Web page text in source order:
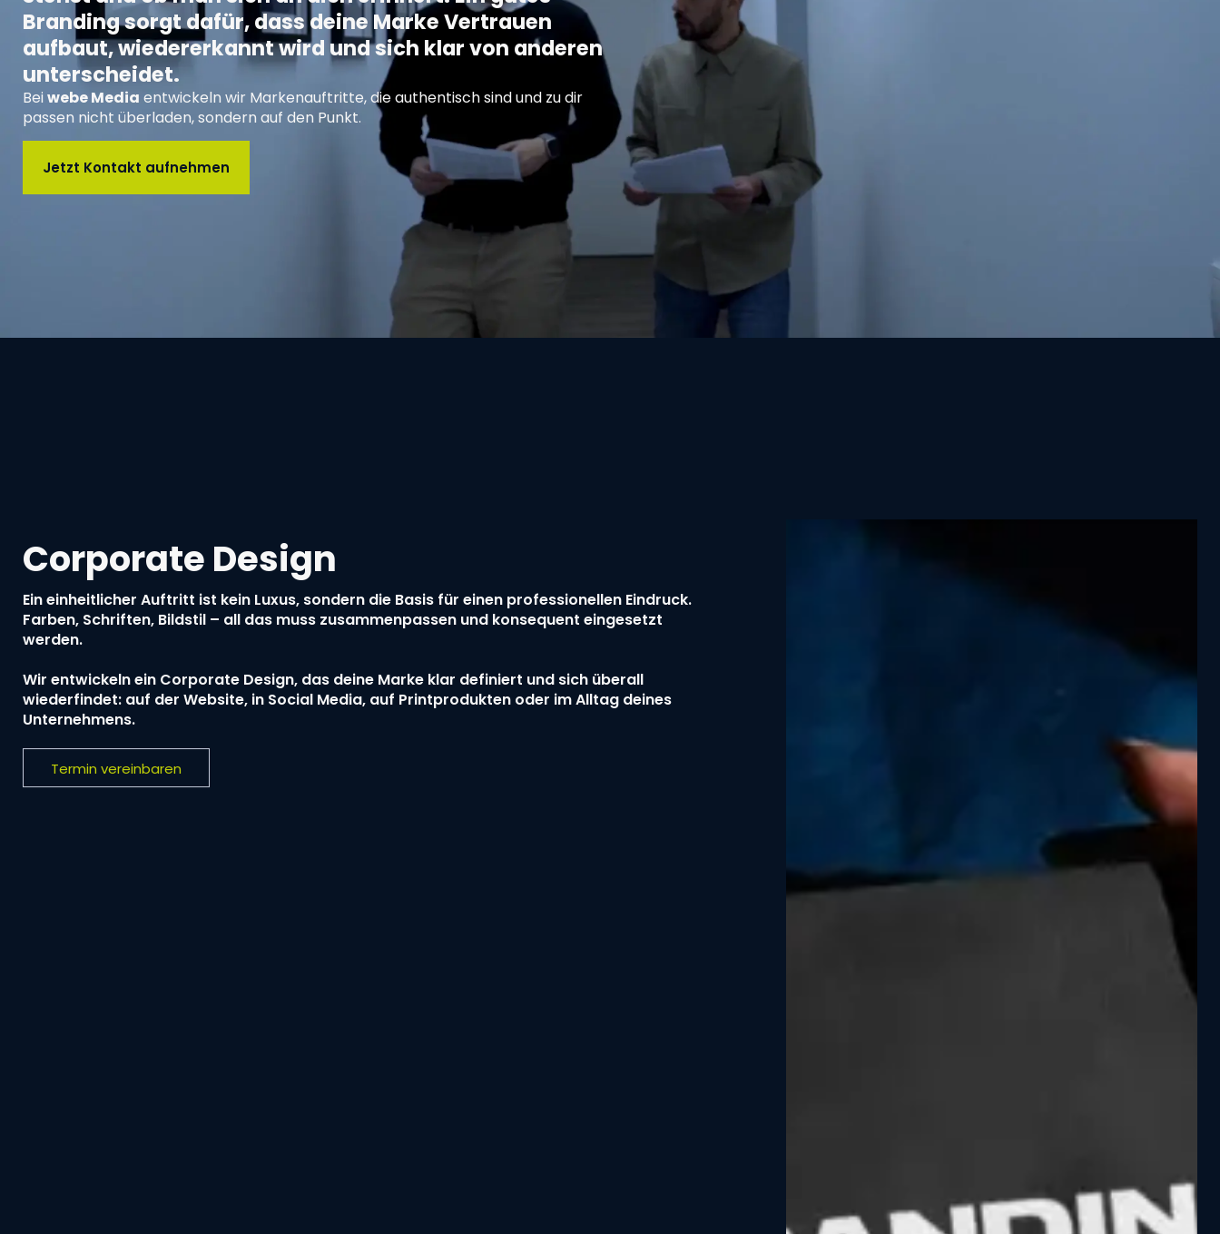
Branding sorgt dafür, dass deine Marke Vertrauen
aufbaut, wiedererkannt wird und sich klar von anderen
unterscheidet.
Bei webe Media entwickeln wir Markenauftritte, die authentisch sind und zu dir
passen nicht überladen, sondern auf den Punkt.
Jetzt Kontakt aufnehmen
Corporate Design
Ein einheitlicher Auftritt ist kein Luxus, sondern die Basis für einen professionellen Eindruck.
Farben, Schriften, Bildstil – all das muss zusammenpassen und konsequent eingesetzt
werden.
Wir entwickeln ein Corporate Design, das deine Marke klar definiert und sich überall
wiederfindet: auf der Website, in Social Media, auf Printprodukten oder im Alltag deines
Unternehmens.
Termin vereinbaren